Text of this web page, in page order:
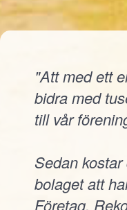
"Att med ett
bidra med
till vår
Sedan
bolaget att
Företag.